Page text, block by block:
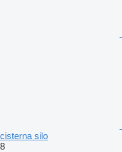
cisterna silo
8